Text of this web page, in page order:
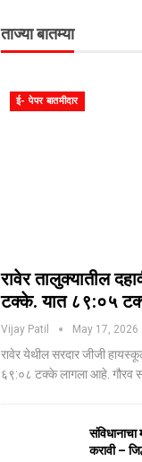
ताज्या बातम्या
ई- पेपर बातमीदार
रावेर तालुक्यातील
टक्के. यात ८९:०५
Vijay Patil May 17, 2026
रावेर येथील सरदार जीजी
६९:०८ टक्के लागला आहे. गौरव
संविधानाचा
करावी –